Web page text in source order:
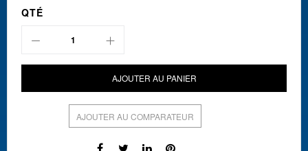
QTÉ
AJOUTER AU PANIER
AJOUTER AU COMPARATEUR